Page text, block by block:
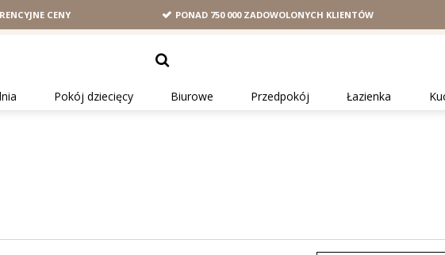
CENY PONAD 750 000 ZADOWOLONYCH KLIENTÓW
Pokój dziecięcy Biurowe Przedpokój Łazienka